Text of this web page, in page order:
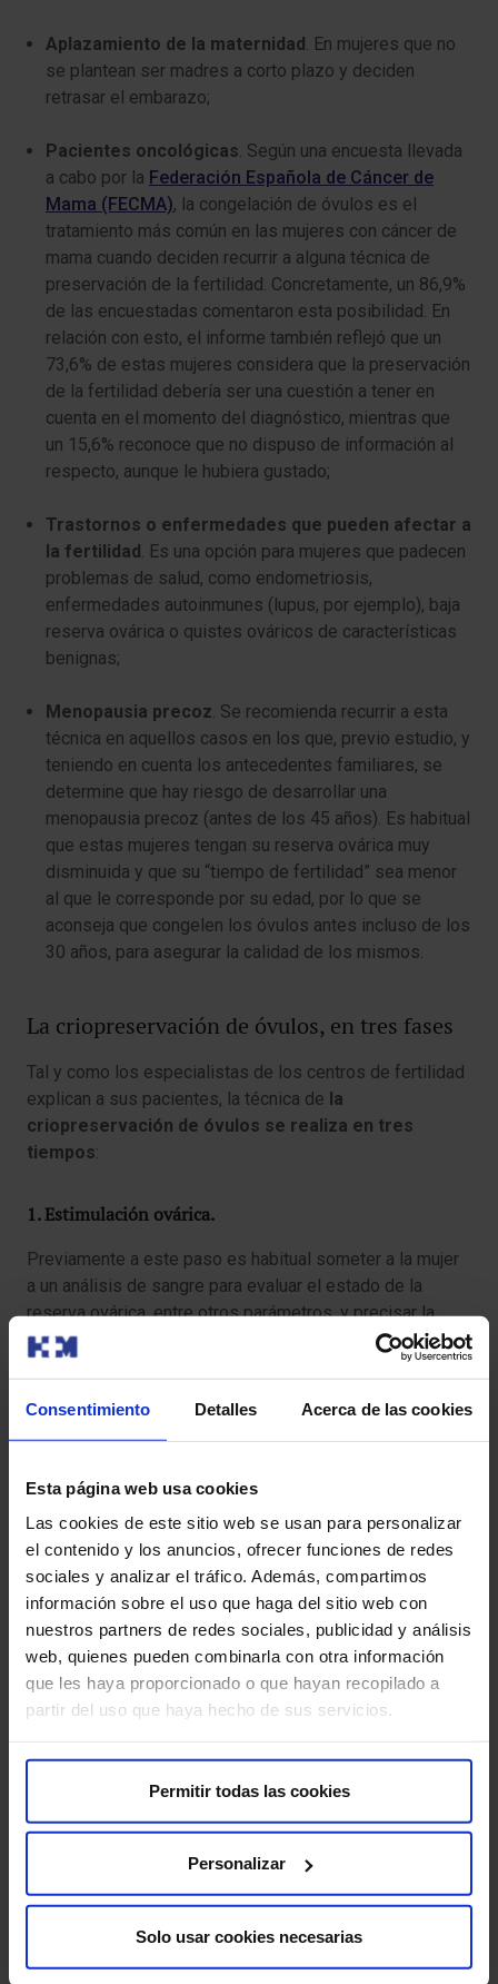
Consentimiento Detalles Acerca de las cookies
Esta página web usa cookies
Las cookies de este sitio web se usan para personalizar
el contenido y los anuncios, ofrecer funciones de redes
sociales y analizar el tráfico. Además, compartimos
información sobre el uso que haga del sitio web con
nuestros partners de redes sociales, publicidad y análisis
web, quienes pueden combinarla con otra información
que les haya proporcionado o que hayan recopilado a
partir del uso que haya hecho de sus servicios.
Permitir todas las cookies
Personalizar
Solo usar cookies necesarias
Aplazamiento de la maternidad . En mujeres que no
se plantean ser madres a corto plazo y deciden
retrasar el embarazo;
Pacientes oncológicas. Según una encuesta llevada
a cabo por la Federación Española de Cáncer de
Mama (FECMA), la congelación de óvulos es el
tratamiento más común en las mujeres con cáncer de
mama cuando deciden recurrir a alguna técnica de
preservación de la fertilidad. Concretamente, un 86,9%
de las encuestadas comentaron esta posibilidad. En
relación con esto, el informe también reflejó que un
73,6% de estas mujeres considera que la preservación
de la fertilidad debería ser una cuestión a tener en
cuenta en el momento del diagnóstico, mientras que
un 15,6% reconoce que no dispuso de información al
respecto, aunque le hubiera gustado;
Trastornos o enfermedades que pueden afectar a
la fertilidad . Es una opción para mujeres que padecen
problemas de salud, como endometriosis,
enfermedades autoinmunes (lupus, por ejemplo), baja
reserva ovárica o quistes ováricos de características
benignas;
Menopausia precoz. Se recomienda recurrir a esta
técnica en aquellos casos en los que, previo estudio, y
teniendo en cuenta los antecedentes familiares, se
determine que hay riesgo de desarrollar una
menopausia precoz (antes de los 45 años). Es habitual
que estas mujeres tengan su reserva ovárica muy
disminuida y que su “tiempo de fertilidad” sea menor
al que le corresponde por su edad, por lo que se
aconseja que congelen los óvulos antes incluso de los
30 años, para asegurar la calidad de los mismos.
La criopreservación de óvulos, en tres fases
Tal y como los especialistas de los centros de fertilidad
explican a sus pacientes, la técnica de la
criopreservación de óvulos se realiza en tres
tiempos:
1. Estimulación ovárica.
Previamente a este paso es habitual someter a la mujer
a un análisis de sangre para evaluar el estado de la
reserva ovárica, entre otros parámetros, y precisar la
potencial respuesta de los ovarios a los fármacos de
estimulación ovárica. También se suele hacer una
la función ovárica.
la estimulación ovárica con el objetivo de que los ovarios
produzcan múltiples óvulos (en vez de uno solo, como
ocurre todos los meses en el proceso de ovulación
natural). Este tratamiento supone la administración a la
paciente de inyecciones diarias de hormonas durante 10-
12 días.
El médico controla todo el proceso mediante un
seguimiento que le permite determinar, a través de una
ecografía, cuándo un folículo ha alcanzado el grado de
decir, cuando alcanza un diámetro superior a los 16 mm-
18 mm). En ese momento, se administra una inyección de
la hormona gonadotropina coriónica humana (hCG) para
2. Obtención de los óvulos.